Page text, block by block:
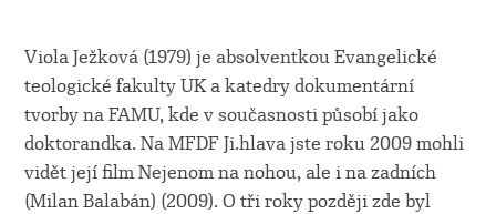
Viola Ježková (1979) je absolventkou Evangelické
teologické fakulty UK a katedry dokumentární
tvorby na FAMU, kde v současnosti působí jako
doktorandka. Na MFDF Ji.hlava jste roku 2009 mohli
vidět její film Nejenom na nohou, ale i na zadních
(Milan Balabán) (2009). O tři roky později zde byl